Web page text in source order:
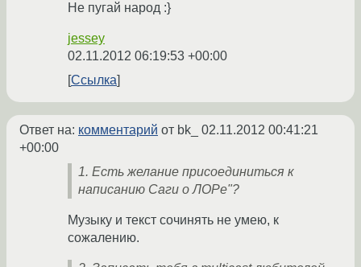
Не пугай народ :}
jessey
02.11.2012 06:19:53 +00:00
Ссылка
Ответ на: комментарий от bk_ 02.11.2012 00:41:21
+00:00
1. Есть желание присоединиться к
написанию Саги о ЛОРе"?
Музыку и текст сочинять не умею, к
сожалению.